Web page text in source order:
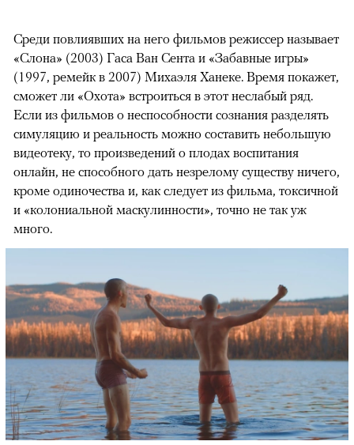
Среди повлиявших на него фильмов режиссер называет
«Слона» (2003) Гаса Ван Сента и «Забавные игры»
(1997, ремейк в 2007) Михаэля Ханеке. Время покажет,
сможет ли «Охота» встроиться в этот неслабый ряд.
Если из фильмов о неспособности сознания разделять
симуляцию и реальность можно составить небольшую
видеотеку, то произведений о плодах воспитания
онлайн, не способного дать незрелому существу ничего,
кроме одиночества и, как следует из фильма, токсичной
и «колониальной маскулинности», точно не так уж
много.